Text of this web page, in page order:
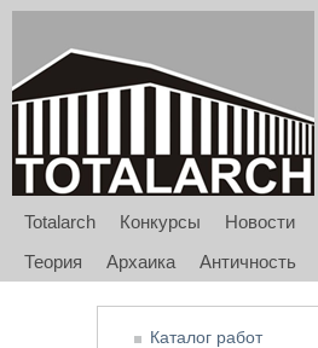
Totalarch Конкурсы Новости
Теория
Архаика Античность
Каталог работ